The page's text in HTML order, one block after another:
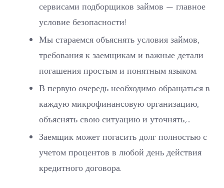
сервисами подборщиков займов — главное
условие безопасности!
Мы стараемся объяснять условия займов,
требования к заемщикам и важные детали
погашения простым и понятным языком.
В первую очередь необходимо обращаться в
каждую микрофинансовую организацию,
объяснять свою ситуацию и уточнять,…
Заемщик может погасить долг полностью с
учетом процентов в любой день действия
кредитного договора.